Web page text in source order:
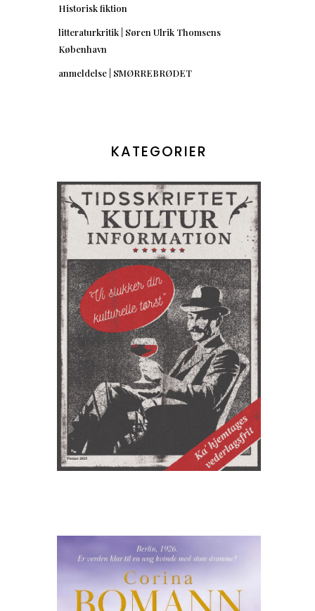
Historisk fiktion
litteraturkritik | Søren Ulrik Thomsens
København
anmeldelse | SMØRREBRØDET
KATEGORIER